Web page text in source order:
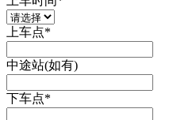
上车点*
中途站(如有)
下车点*